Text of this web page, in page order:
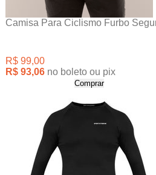
Camisa Para Ciclismo Furbo
R$ 99,00
R$ 93,06
no boleto ou pix
Comprar